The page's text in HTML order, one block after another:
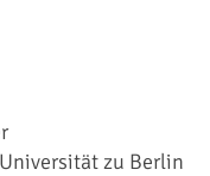
zu Berlin